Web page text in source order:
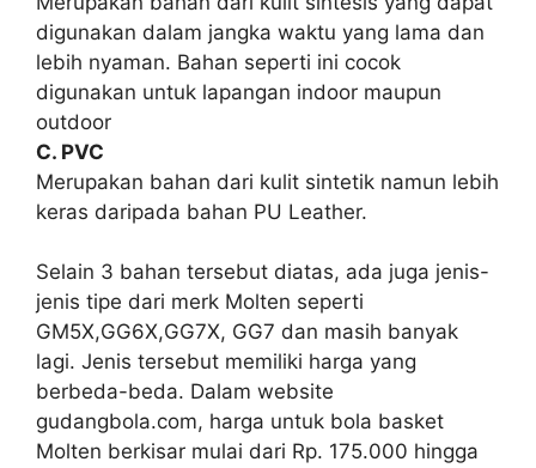
digunakan dalam jangka waktu yang lama dan
lebih nyaman. Bahan seperti ini cocok
digunakan untuk lapangan indoor maupun
outdoor
C. PVC
Merupakan bahan dari kulit sintetik namun lebih
keras daripada bahan PU Leather.
Selain 3 bahan tersebut diatas, ada juga jenis-
jenis tipe dari merk Molten seperti
GM5X,GG6X,GG7X, GG7 dan masih banyak
lagi. Jenis tersebut memiliki harga yang
berbeda-beda. Dalam website
gudangbola.com, harga untuk bola basket
Molten berkisar mulai dari Rp. 175.000 hingga